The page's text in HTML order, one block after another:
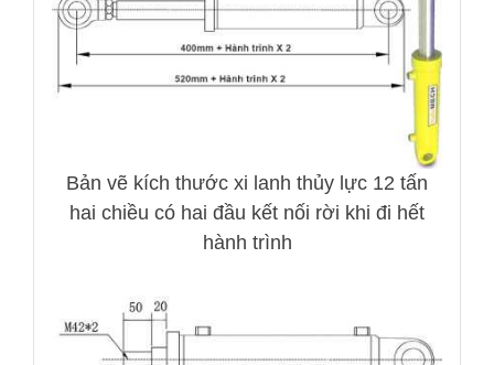
Bản vẽ kích thước xi lanh thủy lực 12 tấn
hai chiều có hai đầu kết nối rời khi đi hết
hành trình